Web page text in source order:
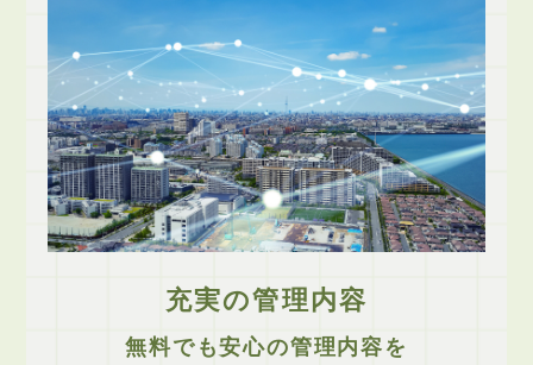
充実の管理内容
無料でも安心の管理内容を